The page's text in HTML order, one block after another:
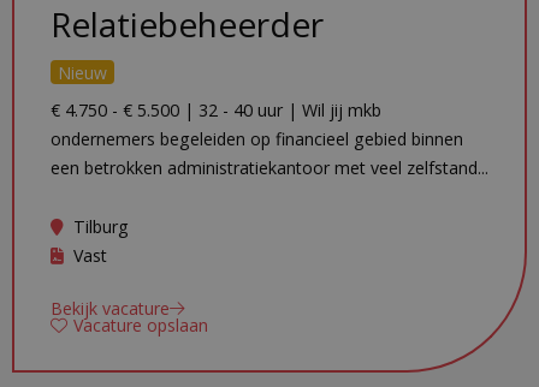
Relatiebeheerder
Nieuw
€ 4.750 - € 5.500 | 32 - 40 uur | Wil jij mkb
ondernemers begeleiden op financieel gebied binnen
een betrokken administratiekantoor met veel zelfstand...
Tilburg
Vast
Bekijk vacature
Vacature opslaan